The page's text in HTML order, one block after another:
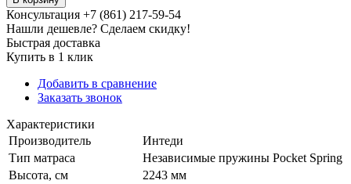
Консультация +7 (861) 217-59-54
Нашли дешевле? Сделаем скидку!
Быстрая доставка
Купить в 1 клик
Добавить в сравнение
Заказать звонок
Характеристики
Производитель
Интеди
Тип матраса
Независимые пружины Pocket Spring
Высота, см
2243 мм